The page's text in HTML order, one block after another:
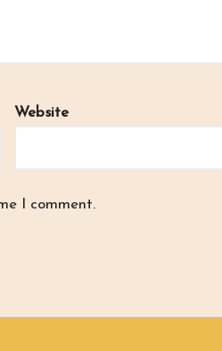
Website
I comment.